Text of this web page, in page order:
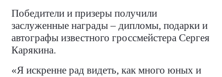
Победители и призеры получили
заслуженные награды – дипломы, подарки и
автографы известного гроссмейстера Сергея
Карякина.
«Я искренне рад видеть, как много юных и